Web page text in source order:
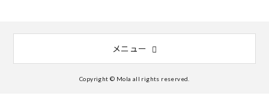
メニュー
Copyright © Mola all rights reserved.